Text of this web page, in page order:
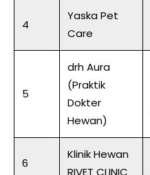
4
Yaska Pet
Care
5
drh Aura
(Praktik
Dokter
Hewan)
6
Klinik Hewan
RIVET CLINIC